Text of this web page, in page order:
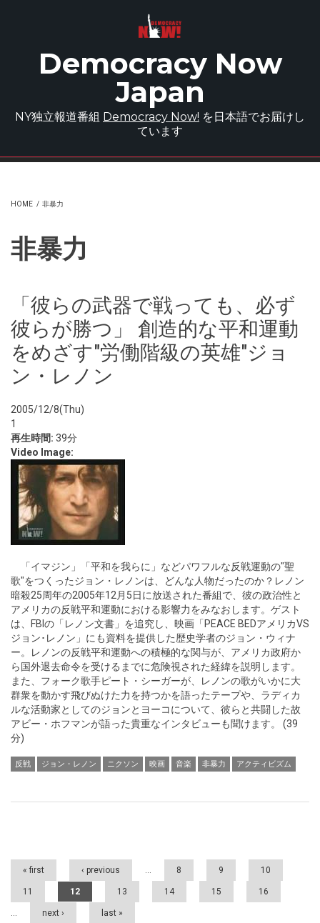
Democracy Now
Japan
NY独立報道番組 Democracy Now! を日本語でお届けし
ています
HOME / 非暴力
非暴力
「彼らの武器で戦っても、必ず
彼らが勝つ」 創造的な平和運動
をめざす"労働階級の英雄"ジョ
ン・レノン
2005/12/8(Thu)
1
再生時間: 39分
Video Image:
「イマジン」「平和を我らに」などパワフルな反戦運動の"聖
歌"をつくったジョン・レノンは、どんな人物だったのか？レノン
暗殺25周年の2005年12月5日に放送された番組で、彼の政治性と
アメリカの反戦平和運動における影響力をみなおします。ゲスト
は、FBIの「レノン文書」を追究し、映画「PEACE BEDアメリカVS
ジョン･レノン」にも資料を提供した歴史学者のジョン・ウィナ
ー。レノンの反戦平和運動への積極的な関与が、アメリカ政府か
ら国外退去命令を受けるまでに危険視された経緯を説明します。
また、フォーク歌手ピート・シーガーが、レノンの歌がいかに大
群衆を動かす飛びぬけた力を持つかを語ったテープや、ラディカ
ルな活動家としてのジョンとヨーコについて、彼らと共闘した故
アビー・ホフマンが語った貴重なインタビューも聞けます。 (39
分)
反戦 ジョン・レノン ニクソン 映画 音楽 非暴力 アクティビズム
Pages
« first ‹ previous … 8 9 10
11 12 13 14 15 16
… next › last »